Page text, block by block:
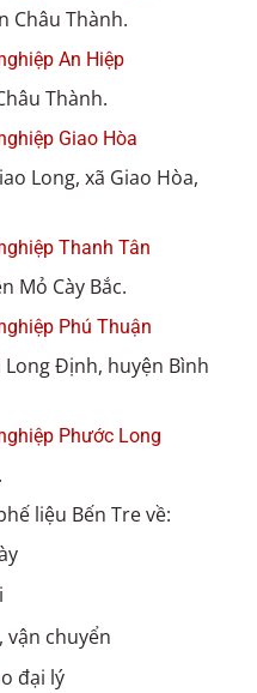
Châu Thành.
An Hiệp
Thành.
Giao Hòa
Long, xã Giao Hòa,
Thanh Tân
Mỏ Cày Bắc.
Phú Thuận
Long Định, huyện Bình
Phước Long
liệu Bến Tre về:
vận chuyển
đại lý